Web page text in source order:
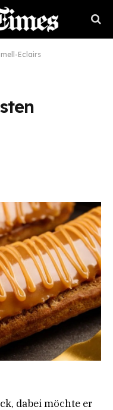
Eclairs
dabei möchte er